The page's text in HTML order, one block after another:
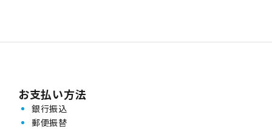
お支払い方法
銀行振込
郵便振替